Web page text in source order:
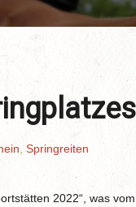
Springreiten
2022“, was